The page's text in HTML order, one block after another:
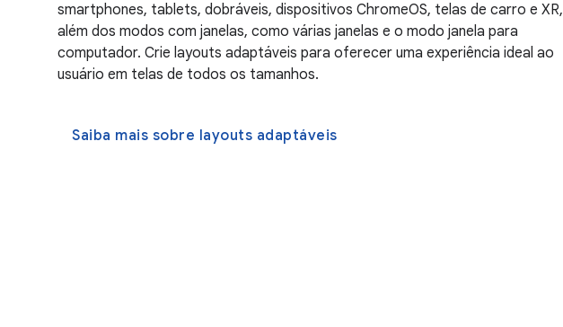
smartphones, tablets, dobráveis, dispositivos ChromeOS, telas de carro e XR,
além dos modos com janelas, como várias janelas e o modo janela para
computador. Crie layouts adaptáveis para oferecer uma experiência ideal ao
usuário em telas de todos os tamanhos.
Saiba mais sobre layouts adaptáveis